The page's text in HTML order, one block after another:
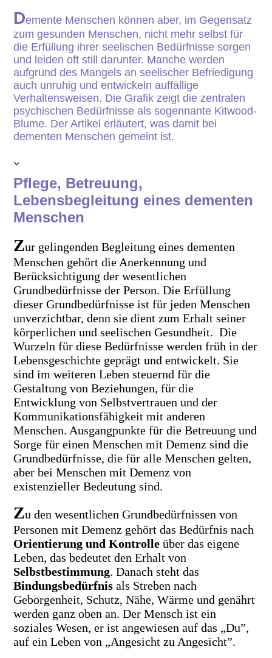
Demente Menschen können aber, im Gegensatz
zum gesunden Menschen, nicht mehr selbst für
die Erfüllung ihrer seelischen Bedürfnisse sorgen
und leiden oft still darunter. Manche werden
aufgrund des Mangels an seelischer Befriedigung
auch unruhig und entwickeln auffällige
Verhaltensweisen. Die Grafik zeigt die zentralen
psychischen Bedürfnisse als sogennante Kitwood-
Blume. Der Artikel erläutert, was damit bei
dementen Menschen gemeint ist.
Pflege, Betreuung,
Lebensbegleitung eines dementen
Menschen
Zur gelingenden Begleitung eines dementen
Menschen gehört die Anerkennung und
Berücksichtigung der wesentlichen
Grundbedürfnisse der Person. Die Erfüllung
dieser Grundbedürfnisse ist für jeden Menschen
unverzichtbar, denn sie dient zum Erhalt seiner
körperlichen und seelischen Gesundheit. Die
Wurzeln für diese Bedürfnisse werden früh in der
Lebensgeschichte geprägt und entwickelt. Sie
sind im weiteren Leben steuernd für die
Gestaltung von Beziehungen, für die
Entwicklung von Selbstvertrauen und der
Kommunikationsfähigkeit mit anderen
Menschen. Ausgangpunkte für die Betreuung und
Sorge für einen Menschen mit Demenz sind die
Grundbedürfnisse, die für alle Menschen gelten,
aber bei Menschen mit Demenz von
existenzieller Bedeutung sind.
Zu den wesentlichen Grundbedürfnissen von
Personen mit Demenz gehört das Bedürfnis nach
Orientierung und Kontrolle über das eigene
Leben, das bedeutet den Erhalt von
Selbstbestimmung. Danach steht das
Bindungsbedürfnis als Streben nach
Geborgenheit, Schutz, Nähe, Wärme und genährt
werden ganz oben an. Der Mensch ist ein
soziales Wesen, er ist angewiesen auf das „Du”,
auf ein Leben von „Angesicht zu Angesicht”.